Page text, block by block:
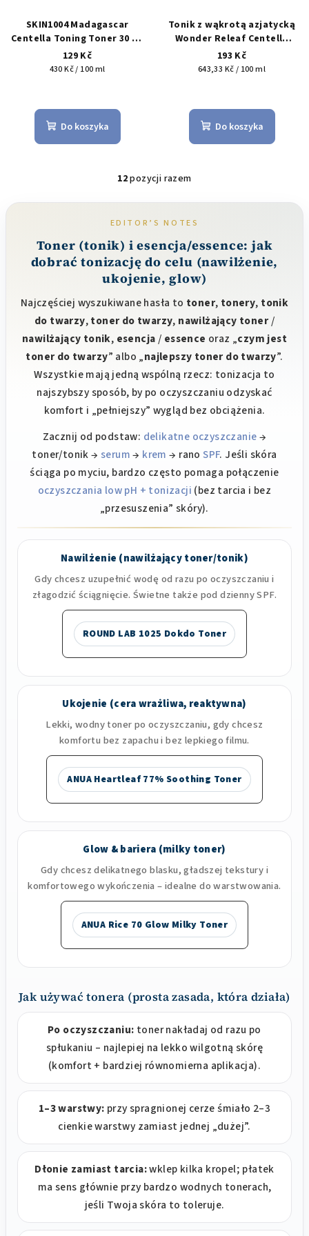
SKIN1004 Madagascar
Centella Toning Toner 30 ml
– jemný exfoliační toner s
PHA pro hladší a klidnější
129 Kč
Cena
430 Kč / 100 ml
ocena
produktu
wynosi
Do koszyka
Tonik z wąkrotą azjatycką
Wonder Releaf Centella
Toner Unscented Mini
193 Kč
Cena
643,33 Kč / 100 ml
ocena
produktu
wynosi
Do koszyka
K
o
n
r
o
l
k
i
l
i
s
t
y
12pozycji razem
EDITOR’S NOTES
Toner (tonik) i esencja/essence: jak
dobrać tonizację do celu (nawilżenie,
ukojenie, glow)
Najczęściej wyszukiwane hasła to toner, tonery, tonik
do twarzy,toner do twarzy, nawilżający toner/
nawilżający tonik, esencja/ essence oraz „czym jest
toner do twarzy” albo „najlepszy toner do twarzy”.
Wszystkie mają jedną wspólną rzecz: tonizacja to
najszybszy sposób, by po oczyszczaniu odzyskać
komfort i „pełniejszy” wygląd bez obciążenia.
Zacznij od podstaw: delikatne oczyszczanie→
toner/tonik →serum→ krem → ranoSPF. Jeśli skóra
ściąga po myciu, bardzo często pomaga połączenie
oczyszczania low pH + tonizacji (bez tarcia i bez
„przesuszenia” skóry).
Nawilżenie (nawilżający toner/tonik)
Gdy chcesz uzupełnić wodę od razu po oczyszczaniu i
złagodzić ściągnięcie. Świetne także pod dzienny SPF.
ROUND LAB 1025 Dokdo Toner
Ukojenie (cera wrażliwa, reaktywna)
Lekki, wodny toner po oczyszczaniu, gdy chcesz
komfortu bez zapachu i bez lepkiego filmu.
ANUA Heartleaf 77% Soothing Toner
Glow & bariera (milky toner)
Gdy chcesz delikatnego blasku, gładszej tekstury i
komfortowego wykończenia – idealne do warstwowania.
ANUA Rice 70 Glow Milky Toner
Jak używać tonera (prosta zasada, która działa)
Po oczyszczaniu: toner nakładaj od razu po
spłukaniu – najlepiej na lekko wilgotną skórę
(komfort + bardziej równomierna aplikacja).
1–3 warstwy: przy spragnionej cerze śmiało 2–3
cienkie warstwy zamiast jednej „dużej”.
Dłonie zamiast tarcia:wklep kilka kropel; płatek
ma sens głównie przy bardzo wodnych tonerach,
jeśli Twoja skóra to toleruje.